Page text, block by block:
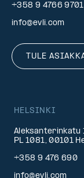
+358 9 4766 9701
info@evli.com
TULE
HELSINKI
Aleksanterinkatu
PL 1081, 00101
+358 9 476 690
info@evli.com